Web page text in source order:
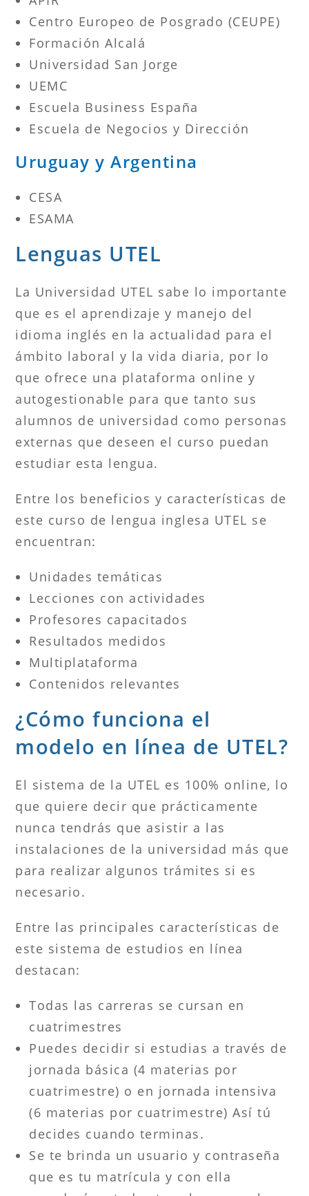
Centro Europeo de Posgrado (CEUPE)
Formación Alcalá
Universidad San Jorge
UEMC
Escuela Business España
Escuela de Negocios y Dirección
Uruguay y Argentina
CESA
ESAMA
Lenguas UTEL
La Universidad UTEL sabe lo importante
que es el aprendizaje y manejo del
idioma inglés en la actualidad para el
ámbito laboral y la vida diaria, por lo
que ofrece una plataforma online y
autogestionable para que tanto sus
alumnos de universidad como personas
externas que deseen el curso puedan
estudiar esta lengua.
Entre los beneficios y características de
este curso de lengua inglesa UTEL se
encuentran:
Unidades temáticas
Lecciones con actividades
Profesores capacitados
Resultados medidos
Multiplataforma
Contenidos relevantes
¿Cómo funciona el
modelo en línea de UTEL?
El sistema de la UTEL es 100% online, lo
que quiere decir que prácticamente
nunca tendrás que asistir a las
instalaciones de la universidad más que
para realizar algunos trámites si es
necesario.
Entre las principales características de
este sistema de estudios en línea
destacan:
Todas las carreras se cursan en
cuatrimestres
Puedes decidir si estudias a través de
jornada básica (4 materias por
cuatrimestre) o en jornada intensiva
(6 materias por cuatrimestre) Así tú
decides cuando terminas.
Se te brinda un usuario y contraseña
que es tu matrícula y con ella